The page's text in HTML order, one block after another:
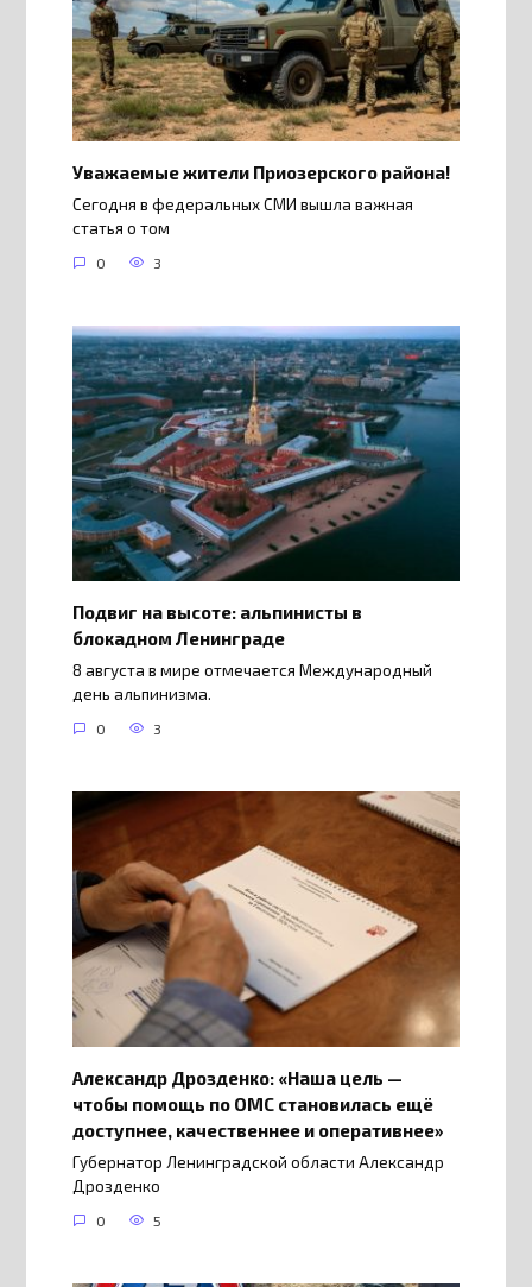
Уважаемые жители Приозерского района!
Сегодня в федеральных СМИ вышла важная
статья о том
0 3
Подвиг на высоте: альпинисты в
блокадном Ленинграде
8 августа в мире отмечается Международный
день альпинизма.
0 3
Александр Дрозденко: «Наша цель —
чтобы помощь по ОМС становилась ещё
доступнее, качественнее и оперативнее»
Губернатор Ленинградской области Александр
Дрозденко
0 5